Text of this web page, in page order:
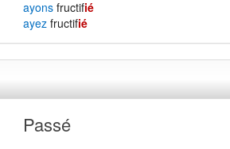
ayons fructifié
ayez fructifié
Passé